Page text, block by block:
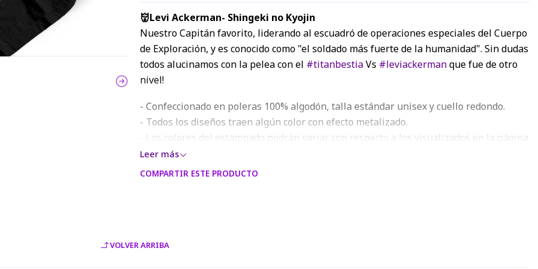
👹Levi Ackerman- Shingeki no Kyojin
Nuestro Capitán favorito, liderando al escuadró de operaciones especiales del Cuerpo
de Exploración, y es conocido como "el soldado más fuerte de la humanidad". Sin dudas
todos alucinamos con la pelea con el #titanbestiaVs #leviackermanque fue de otro
nivel!
- Confeccionado en poleras 100% algodón, talla estándar unisex y cuello redondo.
- Todos los diseños traen algún color con efecto metalizado.
- Los colores del estampado podrán variar con respecto a los visualizados en la página
web o modelo digital, debido a la resolución RGB de las pantallas móviles y monitores.
Leer más
COMPARTIR ESTE PRODUCTO
VOLVER ARRIBA